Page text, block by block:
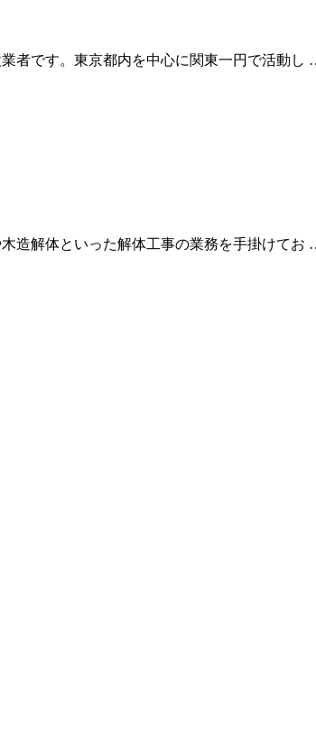
者です。東京都内を中心に関東一円で活動し
造解体といった解体工事の業務を手掛けてお